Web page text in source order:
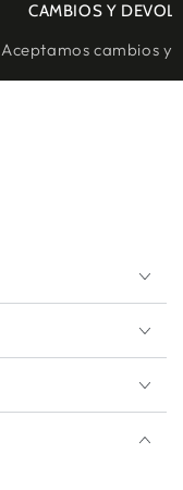
CAMBIOS Y
Aceptamos cambios y